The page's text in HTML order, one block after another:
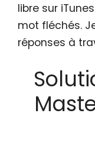
libre sur
mot fléchés.
réponses à